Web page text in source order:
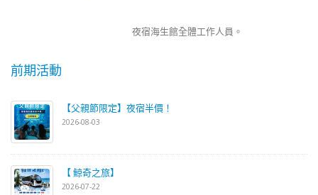
夜宿海生館全體工作人員。
前期活動
【父親節限定】夜宿半價！
2026-08-03
【 鯨奇之旅】
2026-07-22